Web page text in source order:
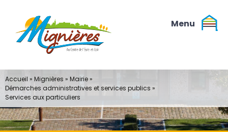
contenu
Accueil » Mignières » Mairie»
Démarches administratives et services publics »
Services aux particuliers